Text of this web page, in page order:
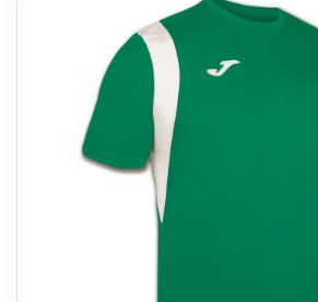
hvězdiček.